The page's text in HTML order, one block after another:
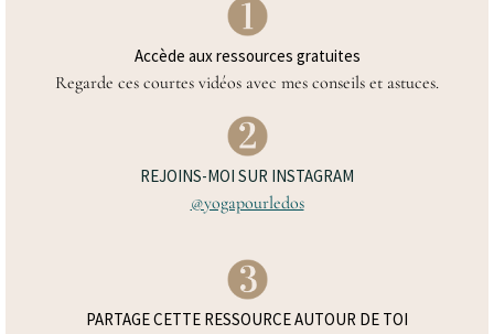
Accède aux ressources gratuites
Regarde ces courtes vidéos avec mes conseils et astuces.
REJOINS-MOI SUR INSTAGRAM
@yogapourledos
PARTAGE CETTE RESSOURCE AUTOUR DE TOI